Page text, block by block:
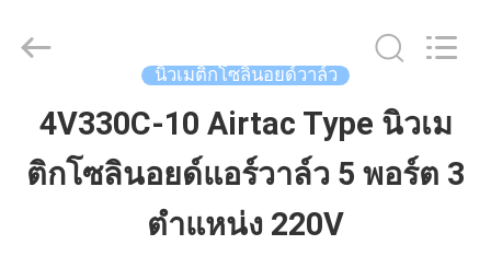
บ้าน
Ningbo
Brando
นิวเมติกโซลินอยด์วาล์ว
4V330C-10 Airtac Type นิวเม
ติกโซลินอยด์แอร์วาล์ว 5 พอร์ต 3
ตำแหน่ง 220V